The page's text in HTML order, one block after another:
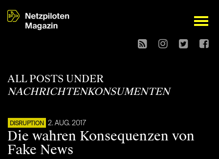
open
ALL POSTS UNDER
NACHRICHTENKONSUMENTEN
DISRUPTION 2. AUG. 2017
Die wahren Konsequenzen von
Fake News